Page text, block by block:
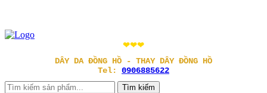
❤❤❤
DÂY DA ĐỒNG HỒ - THAY DÂY ĐỒNG HỒ
Tel: 0906885622